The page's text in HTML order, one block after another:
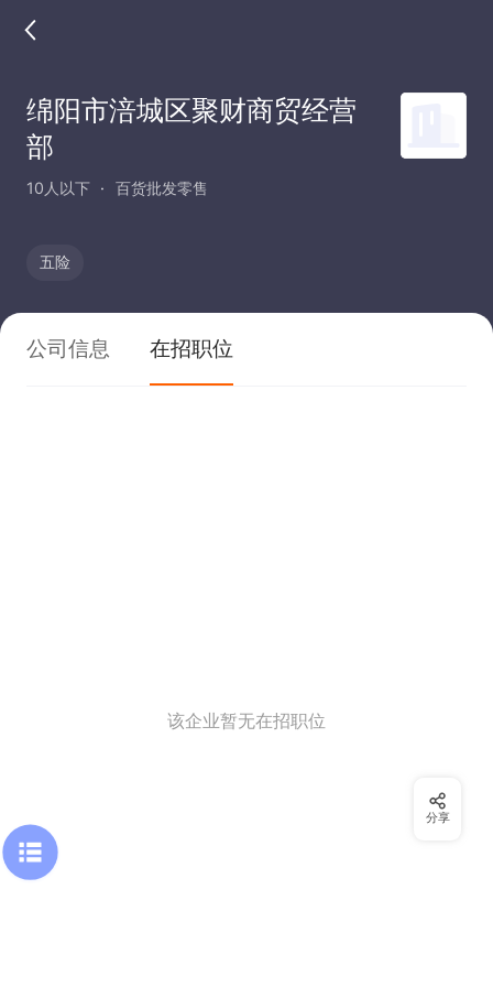
绵阳市涪城区聚财商贸经营
部
10人以下 百货批发零售
五险
公司信息 在招职位
该企业暂无在招职位
分享